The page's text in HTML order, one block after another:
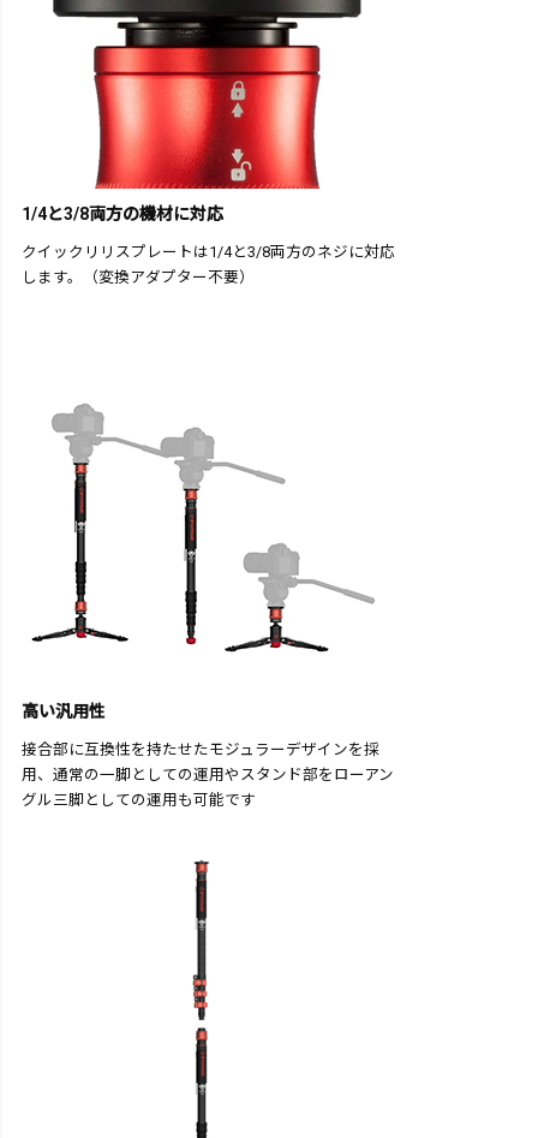
1/4と3/8両方の機材に対応
クイックリリスプレートは1/4と3/8両方のネジに対応
します。（変換アダプター不要）
高い汎用性
接合部に互換性を持たせたモジュラーデザインを採
用、通常の一脚としての運用やスタンド部をローアン
グル三脚としての運用も可能です